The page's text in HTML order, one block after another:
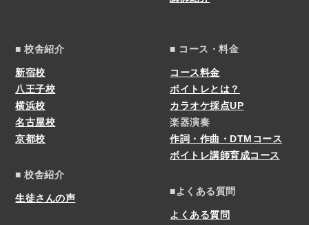
■ 校舎紹介
新宿校
八王子校
横浜校
名古屋校
京都校
■ 校舎紹介
生徒さんの声
■ コース・料金
コース料金
ボイトレとは？
カラオケ採点UP
楽器演奏
作詞・作曲・DTMコース
ボイトレ講師育成コース
■よくある質問
よくある質問